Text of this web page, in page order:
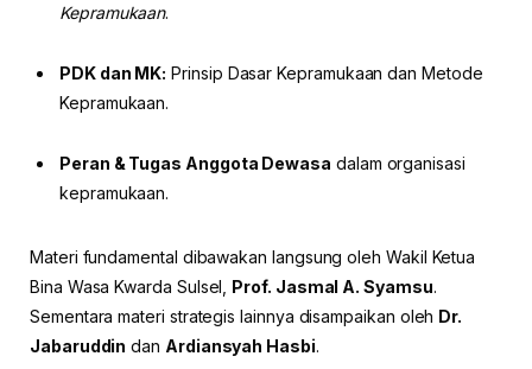
Kepramukaan.
PDK dan MK: Prinsip Dasar Kepramukaan dan Metode
Kepramukaan.
Peran & Tugas Anggota Dewasa dalam organisasi
kepramukaan.
Materi fundamental dibawakan langsung oleh Wakil Ketua
Bina Wasa Kwarda Sulsel, Prof. Jasmal A. Syamsu.
Sementara materi strategis lainnya disampaikan oleh Dr.
Jabaruddin dan Ardiansyah Hasbi.